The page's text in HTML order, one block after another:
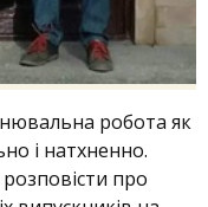
робота як
і натхненно.
про